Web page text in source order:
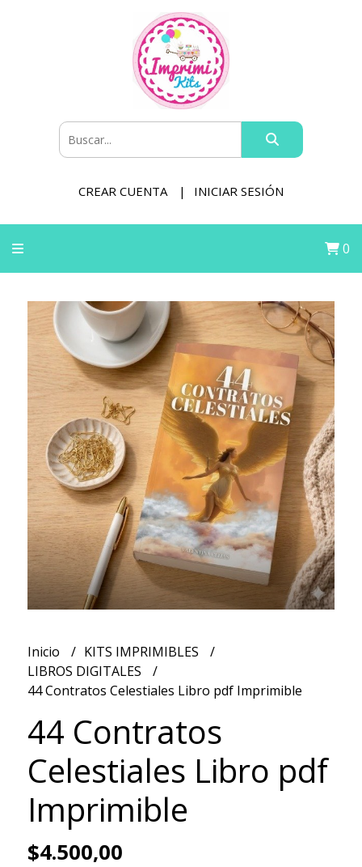
CREAR CUENTA INICIAR SESIÓN
0
Inicio
KITS IMPRIMIBLES
LIBROS DIGITALES
44 Contratos Celestiales Libro pdf Imprimible
44 Contratos
Celestiales Libro pdf
Imprimible
$4.500,00